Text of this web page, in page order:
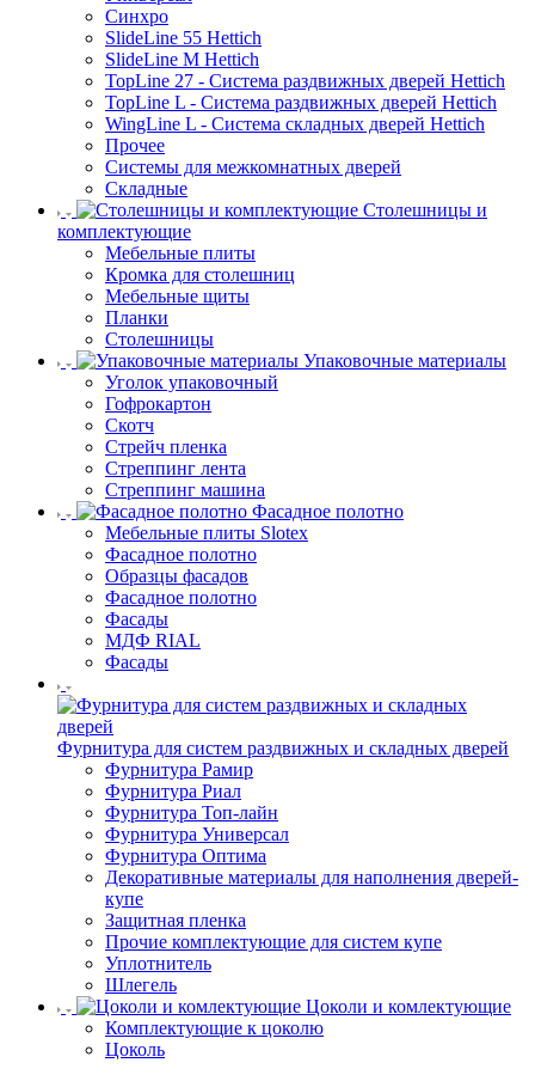
Синхро
SlideLine 55 Hettich
SlideLine M Hettich
TopLine 27 - Система раздвижных дверей Hettich
TopLine L - Система раздвижных дверей Hettich
WingLine L - Система складных дверей Hettich
Прочее
Системы для межкомнатных дверей
Складные
Столешницы и
комплектующие
Мебельные плиты
Кромка для столешниц
Мебельные щиты
Планки
Столешницы
Упаковочные материалы
Уголок упаковочный
Гофрокартон
Скотч
Стрейч пленка
Стреппинг лента
Стреппинг машина
Фасадное полотно
Мебельные плиты Slotex
Фасадное полотно
Образцы фасадов
Фасадное полотно
Фасады
МДФ RIAL
Фасады
Фурнитура для систем раздвижных и складных дверей
Фурнитура Рамир
Фурнитура Риал
Фурнитура Топ-лайн
Фурнитура Универсал
Фурнитура Оптима
Декоративные материалы для наполнения дверей-
купе
Защитная пленка
Прочие комплектующие для систем купе
Уплотнитель
Шлегель
Цоколи и комлектующие
Комплектующие к цоколю
Цоколь